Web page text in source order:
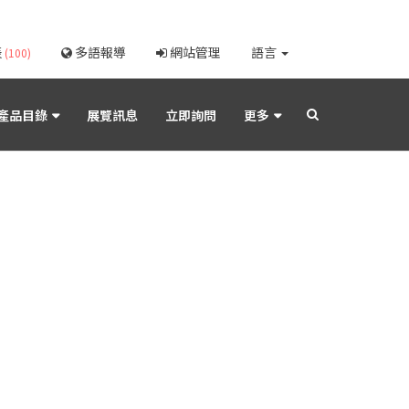
(100) 多語報導 網站管理 語言
品目錄 展覽訊息 立即詢問 更多